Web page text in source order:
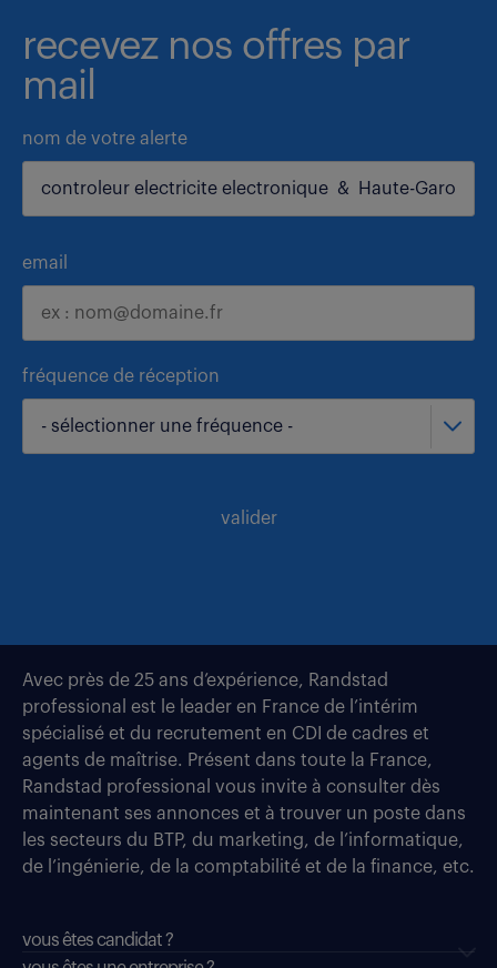
recevez nos offres par
mail
nom de votre alerte
email
fréquence de réception
- sélectionner une fréquence -
valider
Avec près de 25 ans d’expérience, Randstad
professional est le leader en France de l’intérim
spécialisé et du recrutement en CDI de cadres et
agents de maîtrise. Présent dans toute la France,
Randstad professional vous invite à consulter dès
maintenant ses annonces et à trouver un poste dans
les secteurs du BTP, du marketing, de l’informatique,
de l’ingénierie, de la comptabilité et de la finance, etc.
vous êtes candidat ?